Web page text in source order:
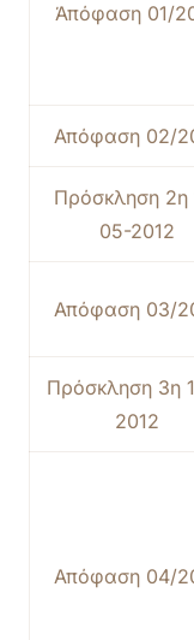
Άπόφαση 01/
Απόφαση 02/
Πρόσκληση 2η
05-2012
Απόφαση 03/
Πρόσκληση 3η
2012
Απόφαση 04/